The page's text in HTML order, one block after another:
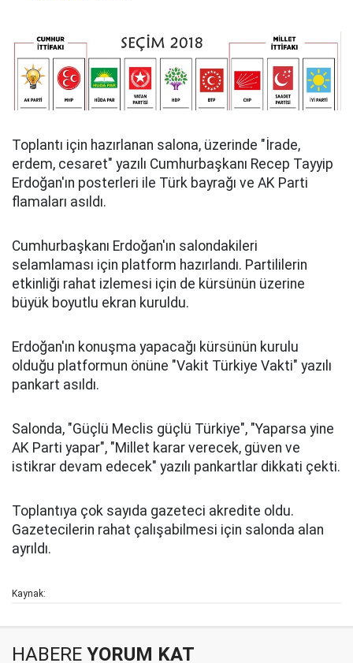
Toplantı için hazırlanan salona, üzerinde "İrade,
erdem, cesaret" yazılı Cumhurbaşkanı Recep Tayyip
Erdoğan'ın posterleri ile Türk bayrağı ve AK Parti
flamaları asıldı.
Cumhurbaşkanı Erdoğan'ın salondakileri
selamlaması için platform hazırlandı. Partililerin
etkinliği rahat izlemesi için de kürsünün üzerine
büyük boyutlu ekran kuruldu.
Erdoğan'ın konuşma yapacağı kürsünün kurulu
olduğu platformun önüne "Vakit Türkiye Vakti" yazılı
pankart asıldı.
Salonda, "Güçlü Meclis güçlü Türkiye", "Yaparsa yine
AK Parti yapar", "Millet karar verecek, güven ve
istikrar devam edecek" yazılı pankartlar dikkati çekti.
Toplantıya çok sayıda gazeteci akredite oldu.
Gazetecilerin rahat çalışabilmesi için salonda alan
ayrıldı.
Kaynak:
HABERE YORUM KAT